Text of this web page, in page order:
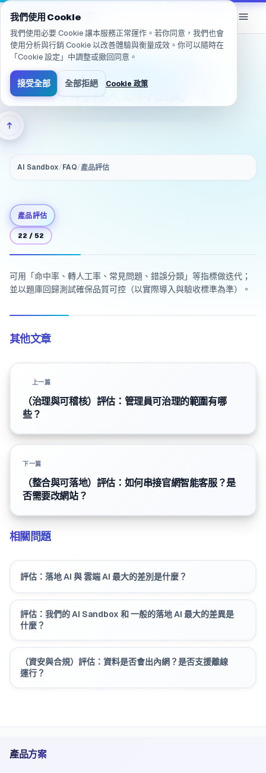
已導航至 /zh-TW/products/ai-sandbox/faq/
eGroupAI/AI 沙盒
（治理與可稽核）評估：
導入後如何衡量成效（命
中率/轉人工率/品質）？
AI Sandbox/FAQ/產品評估
產品評估
22 / 52
可用「命中率、轉人工率、常見問題、錯誤分類」等指標做迭代；
並以題庫回歸測試確保品質可控（以實際導入與驗收標準為準）。
其他文章
上一篇
（治理與可稽核）評估：管理員可治理的範圍有哪
些？
下一篇
（整合與可落地）評估：如何串接官網智能客服？是
否需要改網站？
相關問題
評估：落地 AI 與 雲端 AI 最大的差別是什麼？
評估：我們的 AI Sandbox 和 一般的落地 AI 最大的差異是
什麼？
（資安與合規）評估：資料是否會出內網？是否支援離線
運行？
產品方案
我們使用 Cookie
我們使用必要 Cookie 讓本服務正常運作。若你同意，我們也會
使用分析與行銷 Cookie 以改善體驗與衡量成效。你可以隨時在
「Cookie 設定」中調整或撤回同意。
接受全部 全部拒絕 Cookie 政策